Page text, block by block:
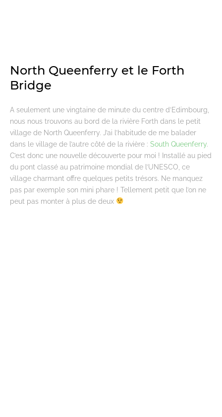
North Queenferry et le Forth
Bridge
A seulement une vingtaine de minute du centre d’Edimbourg,
nous nous trouvons au bord de la rivière Forth dans le petit
village de North Queenferry. J’ai l’habitude de me balader
dans le village de l’autre côté de la rivière : South Queenferry.
C’est donc une nouvelle découverte pour moi ! Installé au pied
du pont classé au patrimoine mondial de l’UNESCO, ce
village charmant offre quelques petits trésors. Ne manquez
pas par exemple son mini phare ! Tellement petit que l’on ne
peut pas monter à plus de deux